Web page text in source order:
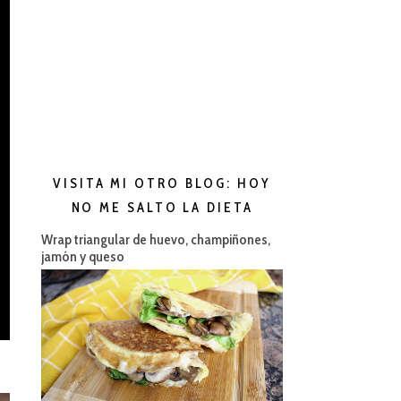
VISITA MI OTRO BLOG: HOY
NO ME SALTO LA DIETA
Wrap triangular de huevo, champiñones,
jamón y queso